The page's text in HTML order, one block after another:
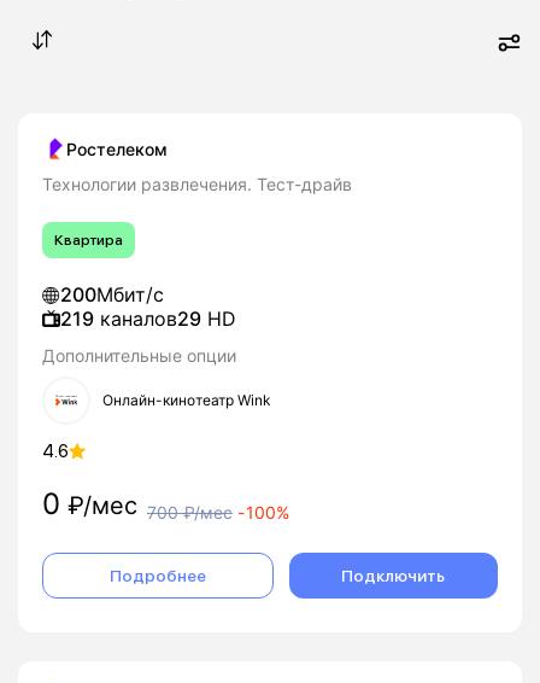
Ростелеком
Технологии развлечения. Тест-драйв
Квартира
200Мбит/с
219 каналов29 HD
Дополнительные опции
Онлайн-кинотеатр Wink
4.6
0 ₽/мес 700₽/мес -100%
Подробнее Подключить